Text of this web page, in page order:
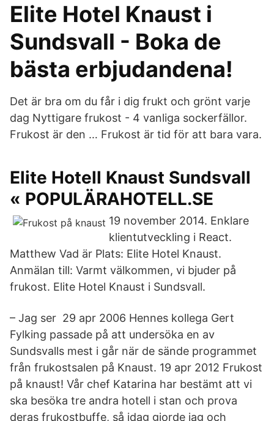
Elite Hotel Knaust i
Sundsvall - Boka de
bästa erbjudandena!
Det är bra om du får i dig frukt och grönt varje
dag Nyttigare frukost - 4 vanliga sockerfällor.
Frukost är den … Frukost är tid för att bara vara.
Elite Hotell Knaust Sundsvall
« POPULÄRAHOTELL.SE
19 november 2014. Enklare
klientutveckling i React.
Matthew Vad är Plats: Elite Hotel Knaust.
Anmälan till: Varmt välkommen, vi bjuder på
frukost. Elite Hotel Knaust i Sundsvall.
– Jag ser 29 apr 2006 Hennes kollega Gert
Fylking passade på att undersöka en av
Sundsvalls mest i går när de sände programmet
från frukostsalen på Knaust. 19 apr 2012 Frukost
på knaust! Vår chef Katarina har bestämt att vi
ska besöka tre andra hotell i stan och prova
deras frukostbuffe, så idag gjorde jag och